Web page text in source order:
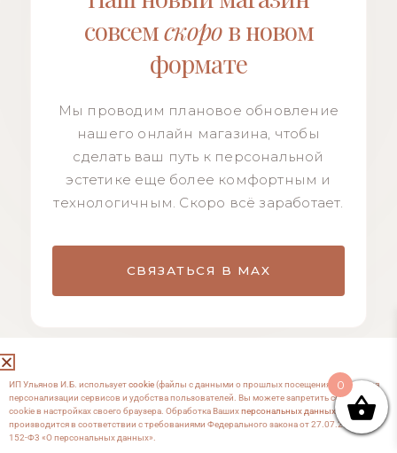
совсемскоров новом
формате
Мы проводим плановое обновление
нашего онлайн магазина, чтобы
сделать ваш путь к персональной
эстетике еще более комфортным и
технологичным. Скоро всё заработает.
СВЯЗАТЬСЯ В MAX
0
ИП Ульянов И.Б. используетcookie(файлы с данными о прошлых посещениях сайта) для
персонализации сервисов и удобства пользователей. Вы можете запретить сохранение
cookie в настройках своего браузера. Обработка Вашихперсональных данных
производится в соответствии с требованиями Федерального закона от 27.07.2006 №
152-Ф3 «О персональных данных».